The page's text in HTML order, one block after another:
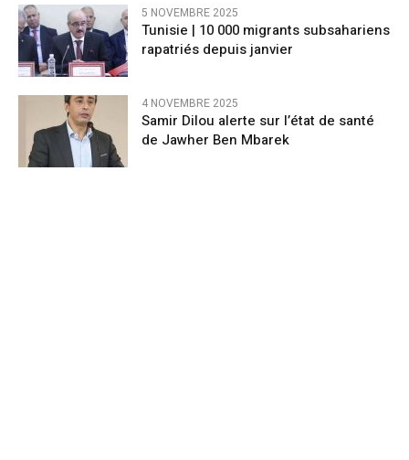
5 NOVEMBRE 2025
Tunisie | 10 000 migrants subsahariens
rapatriés depuis janvier
4 NOVEMBRE 2025
Samir Dilou alerte sur l’état de santé
de Jawher Ben Mbarek